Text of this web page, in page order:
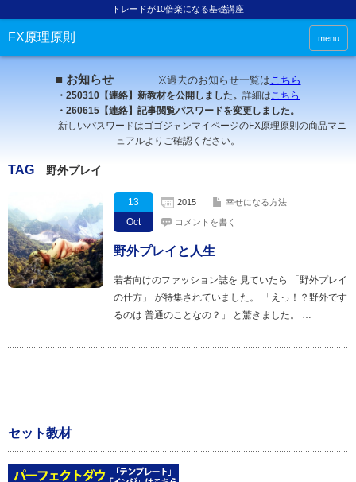
トレードが10倍楽になる基礎講座
FX原理原則 menu
■ お知らせ ※過去のお知らせ一覧はこちら
・250310【連絡】新教材を公開しました。 詳細はこちら
・260615【連絡】記事閲覧パスワードを変更しました。
新しいパスワードはゴゴジャンマイページのFX原理原則の商品マニ
ュアルよりご確認ください。
TAG 野外プレイ
13
Oct
2015 幸せになる方法
コメントを書く
野外プレイと人生
若者向けのファッション誌を 見ていたら 「野外プレイ
の仕方」 が特集されていました。 「えっ！？野外です
るのは 普通のことなの？」 と驚きました。 …
セット教材